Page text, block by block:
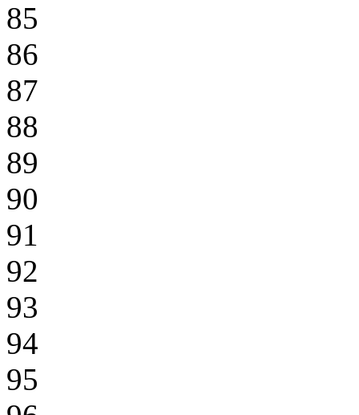
85
86
87
88
89
90
91
92
93
94
95